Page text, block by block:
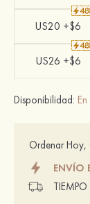
US20 +$6
US26 +$6
Disponibilidad:
Ordenar Hoy,
ENVÍO